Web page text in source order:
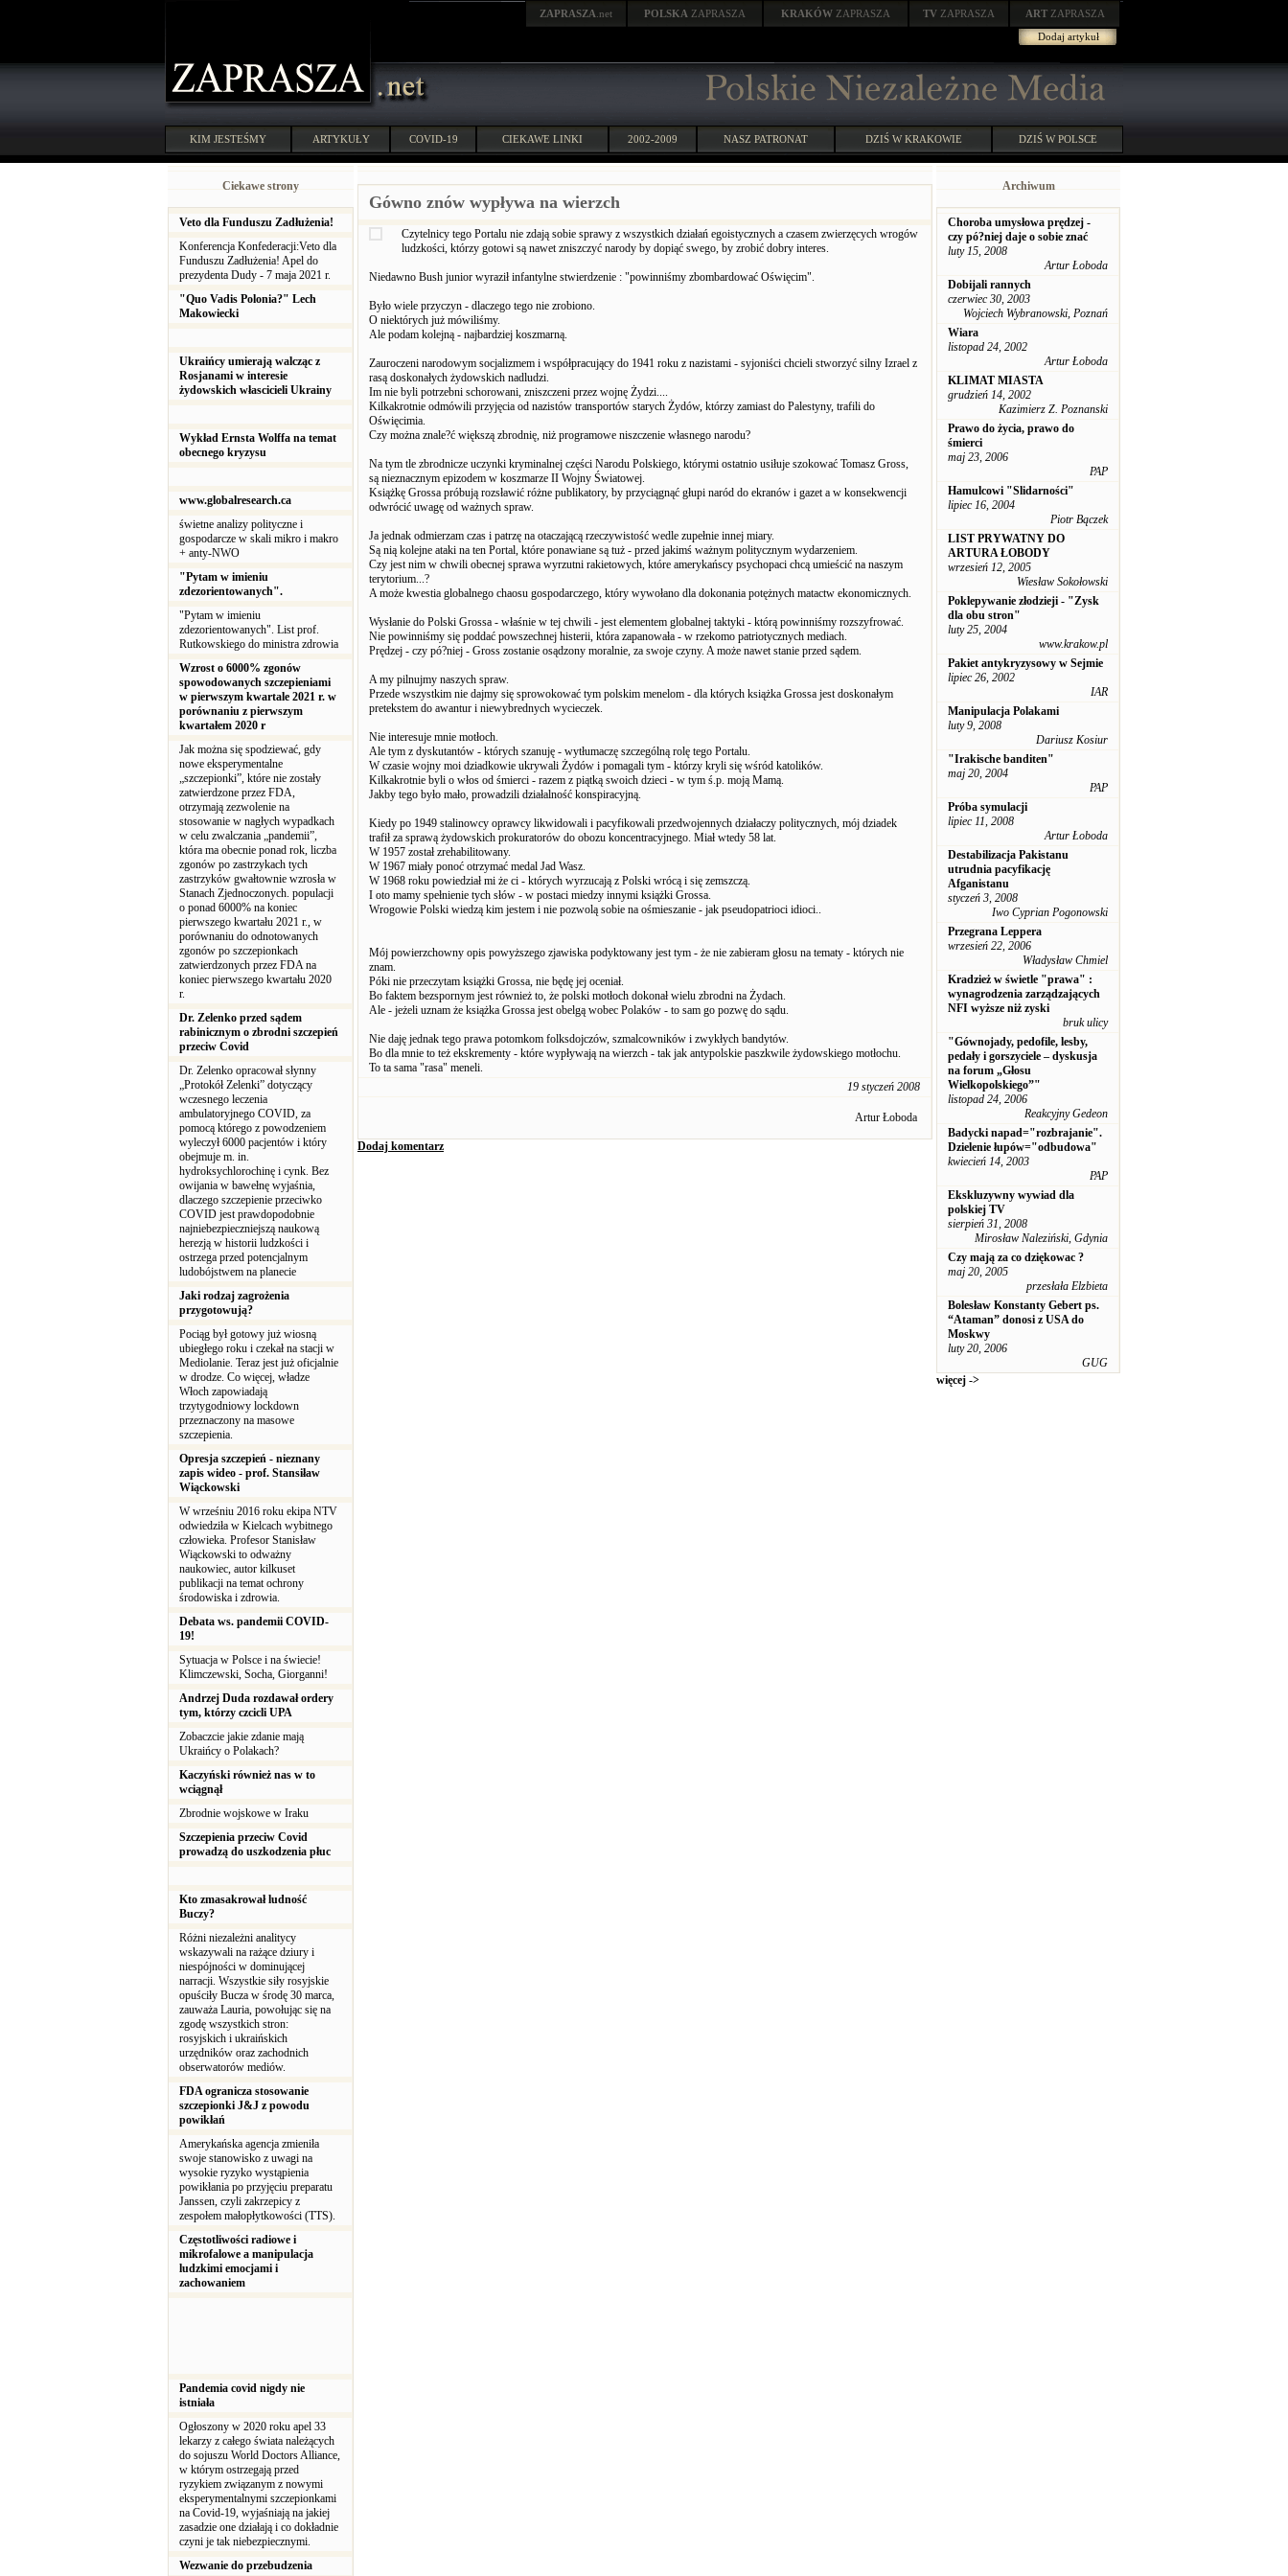
ZAPRASZA .net POLSKA ZAPRASZA KRAKÓW ZAPRASZA TV ZAPRASZA ART ZAPRASZA
Dodaj artykuł
KIM JESTEŚMY ARTYKUŁY COVID-19 CIEKAWE LINKI 2002-2009 NASZ PATRONAT DZIŚ W KRAKOWIE DZIŚ W POLSCE
Ciekawe strony
Veto dla Funduszu Zadłużenia!
Konferencja Konfederacji:Veto dla
Funduszu Zadłużenia! Apel do
prezydenta Dudy - 7 maja 2021 r.
"Quo Vadis Polonia?" Lech
Makowiecki
Ukraińcy umierają walcząc z
Rosjanami w interesie
żydowskich włascicieli Ukrainy
Wykład Ernsta Wolffa na temat
obecnego kryzysu
www.globalresearch.ca
świetne analizy polityczne i
gospodarcze w skali mikro i makro
+ anty-NWO
"Pytam w imieniu
zdezorientowanych".
"Pytam w imieniu
zdezorientowanych". List prof.
Rutkowskiego do ministra zdrowia
Wzrost o 6000% zgonów
spowodowanych szczepieniami
w pierwszym kwartale 2021 r. w
porównaniu z pierwszym
kwartałem 2020 r
Jak można się spodziewać, gdy
nowe eksperymentalne
„szczepionki”, które nie zostały
zatwierdzone przez FDA,
otrzymają zezwolenie na
stosowanie w nagłych wypadkach
w celu zwalczania „pandemii”,
która ma obecnie ponad rok, liczba
zgonów po zastrzykach tych
zastrzyków gwałtownie wzrosła w
Stanach Zjednoczonych. populacji
o ponad 6000% na koniec
pierwszego kwartału 2021 r., w
porównaniu do odnotowanych
zgonów po szczepionkach
zatwierdzonych przez FDA na
koniec pierwszego kwartału 2020
r.
Dr. Zelenko przed sądem
rabinicznym o zbrodni szczepień
przeciw Covid
Dr. Zelenko opracował słynny
„Protokół Zelenki” dotyczący
wczesnego leczenia
ambulatoryjnego COVID, za
pomocą którego z powodzeniem
wyleczył 6000 pacjentów i który
obejmuje m. in.
hydroksychlorochinę i cynk. Bez
owijania w bawełnę wyjaśnia,
dlaczego szczepienie przeciwko
COVID jest prawdopodobnie
najniebezpieczniejszą naukową
herezją w historii ludzkości i
ostrzega przed potencjalnym
ludobójstwem na planecie
Jaki rodzaj zagrożenia
przygotowują?
Pociąg był gotowy już wiosną
ubiegłego roku i czekał na stacji w
Mediolanie. Teraz jest już oficjalnie
w drodze. Co więcej, władze
Włoch zapowiadają
trzytygodniowy lockdown
przeznaczony na masowe
szczepienia.
Opresja szczepień - nieznany
zapis wideo - prof. Stansiław
Wiąckowski
W wrześniu 2016 roku ekipa NTV
odwiedziła w Kielcach wybitnego
człowieka. Profesor Stanisław
Wiąckowski to odważny
naukowiec, autor kilkuset
publikacji na temat ochrony
środowiska i zdrowia.
Debata ws. pandemii COVID-
19!
Sytuacja w Polsce i na świecie!
Klimczewski, Socha, Giorganni!
Andrzej Duda rozdawał ordery
tym, którzy czcicli UPA
Zobaczcie jakie zdanie mają
Ukraińcy o Polakach?
Kaczyński również nas w to
wciągnął
Zbrodnie wojskowe w Iraku
Szczepienia przeciw Covid
prowadzą do uszkodzenia płuc
Kto zmasakrował ludność
Buczy?
Różni niezależni analitycy
wskazywali na rażące dziury i
niespójności w dominującej
narracji. Wszystkie siły rosyjskie
opuściły Bucza w środę 30 marca,
zauważa Lauria, powołując się na
zgodę wszystkich stron:
rosyjskich i ukraińskich
urzędników oraz zachodnich
obserwatorów mediów.
FDA ogranicza stosowanie
szczepionki J&J z powodu
powikłań
Amerykańska agencja zmieniła
swoje stanowisko z uwagi na
wysokie ryzyko wystąpienia
powikłania po przyjęciu preparatu
Janssen, czyli zakrzepicy z
zespołem małopłytkowości (TTS).
Częstotliwości radiowe i
mikrofalowe a manipulacja
ludzkimi emocjami i
zachowaniem
Pandemia covid nigdy nie
istniała
Ogłoszony w 2020 roku apel 33
lekarzy z całego świata należących
do sojuszu World Doctors Alliance,
w którym ostrzegają przed
ryzykiem związanym z nowymi
eksperymentalnymi szczepionkami
na Covid-19, wyjaśniają na jakiej
zasadzie one działają i co dokładnie
czyni je tak niebezpiecznymi.
Wezwanie do przebudzenia
Gówno znów wypływa na wierzch
Czytelnicy tego Portalu nie zdają sobie sprawy z wszystkich działań egoistycznych a czasem zwierzęcych wrogów
ludzkości, którzy gotowi są nawet zniszczyć narody by dopiąć swego, by zrobić dobry interes.
Niedawno Bush junior wyraził infantylne stwierdzenie : "powinniśmy zbombardować Oświęcim".
Było wiele przyczyn - dlaczego tego nie zrobiono.
O niektórych już mówiliśmy.
Ale podam kolejną - najbardziej koszmarną.
Zauroczeni narodowym socjalizmem i współpracujący do 1941 roku z nazistami - syjoniści chcieli stworzyć silny Izrael z
rasą doskonałych żydowskich nadludzi.
Im nie byli potrzebni schorowani, zniszczeni przez wojnę Żydzi....
Kilkakrotnie odmówili przyjęcia od nazistów transportów starych Żydów, którzy zamiast do Palestyny, trafili do
Oświęcimia.
Czy można znale?ć większą zbrodnię, niż programowe niszczenie własnego narodu?
Na tym tle zbrodnicze uczynki kryminalnej części Narodu Polskiego, którymi ostatnio usiłuje szokować Tomasz Gross,
są nieznacznym epizodem w koszmarze II Wojny Światowej.
Książkę Grossa próbują rozsławić różne publikatory, by przyciągnąć głupi naród do ekranów i gazet a w konsekwencji
odwrócić uwagę od ważnych spraw.
Ja jednak odmierzam czas i patrzę na otaczającą rzeczywistość wedle zupełnie innej miary.
Są nią kolejne ataki na ten Portal, które ponawiane są tuż - przed jakimś ważnym politycznym wydarzeniem.
Czy jest nim w chwili obecnej sprawa wyrzutni rakietowych, które amerykańscy psychopaci chcą umieścić na naszym
terytorium...?
A może kwestia globalnego chaosu gospodarczego, który wywołano dla dokonania potężnych matactw ekonomicznych.
Wysłanie do Polski Grossa - właśnie w tej chwili - jest elementem globalnej taktyki - którą powinniśmy rozszyfrować.
Nie powinniśmy się poddać powszechnej histerii, która zapanowała - w rzekomo patriotycznych mediach.
Prędzej - czy pó?niej - Gross zostanie osądzony moralnie, za swoje czyny. A może nawet stanie przed sądem.
A my pilnujmy naszych spraw.
Przede wszystkim nie dajmy się sprowokować tym polskim menelom - dla których książka Grossa jest doskonałym
pretekstem do awantur i niewybrednych wycieczek.
Nie interesuje mnie motłoch.
Ale tym z dyskutantów - których szanuję - wytłumaczę szczególną rolę tego Portalu.
W czasie wojny moi dziadkowie ukrywali Żydów i pomagali tym - którzy kryli się wśród katolików.
Kilkakrotnie byli o włos od śmierci - razem z piątką swoich dzieci - w tym ś.p. moją Mamą.
Jakby tego było mało, prowadzili działalność konspiracyjną.
Kiedy po 1949 stalinowcy oprawcy likwidowali i pacyfikowali przedwojennych działaczy politycznych, mój dziadek
trafił za sprawą żydowskich prokuratorów do obozu koncentracyjnego. Miał wtedy 58 lat.
W 1957 został zrehabilitowany.
W 1967 miały ponoć otrzymać medal Jad Wasz.
W 1968 roku powiedział mi że ci - których wyrzucają z Polski wrócą i się zemszczą.
I oto mamy spełnienie tych słów - w postaci miedzy innymi książki Grossa.
Wrogowie Polski wiedzą kim jestem i nie pozwolą sobie na ośmieszanie - jak pseudopatrioci idioci..
Mój powierzchowny opis powyższego zjawiska podyktowany jest tym - że nie zabieram głosu na tematy - których nie
znam.
Póki nie przeczytam książki Grossa, nie będę jej oceniał.
Bo faktem bezspornym jest również to, że polski motłoch dokonał wielu zbrodni na Żydach.
Ale - jeżeli uznam że książka Grossa jest obelgą wobec Polaków - to sam go pozwę do sądu.
Nie daję jednak tego prawa potomkom folksdojczów, szmalcowników i zwykłych bandytów.
Bo dla mnie to też ekskrementy - które wypływają na wierzch - tak jak antypolskie paszkwile żydowskiego motłochu.
To ta sama "rasa" meneli.
19 styczeń 2008
Artur Łoboda
Dodaj komentarz
Archiwum
Choroba umysłowa prędzej -
czy pó?niej daje o sobie znać
luty 15, 2008
Artur Łoboda
Dobijali rannych
czerwiec 30, 2003
Wojciech Wybranowski, Poznań
Wiara
listopad 24, 2002
Artur Łoboda
KLIMAT MIASTA
grudzień 14, 2002
Kazimierz Z. Poznanski
Prawo do życia, prawo do
śmierci
maj 23, 2006
PAP
Hamulcowi "Slidarności"
lipiec 16, 2004
Piotr Bączek
LIST PRYWATNY DO
ARTURA ŁOBODY
wrzesień 12, 2005
Wiesław Sokołowski
Poklepywanie złodzieji - "Zysk
dla obu stron"
luty 25, 2004
www.krakow.pl
Pakiet antykryzysowy w Sejmie
lipiec 26, 2002
IAR
Manipulacja Polakami
luty 9, 2008
Dariusz Kosiur
"Irakische banditen"
maj 20, 2004
PAP
Próba symulacji
lipiec 11, 2008
Artur Łoboda
Destabilizacja Pakistanu
utrudnia pacyfikację
Afganistanu
styczeń 3, 2008
Iwo Cyprian Pogonowski
Przegrana Leppera
wrzesień 22, 2006
Władysław Chmiel
Kradzież w świetle "prawa" :
wynagrodzenia zarządzających
NFI wyższe niż zyski
bruk ulicy
"Gównojady, pedofile, lesby,
pedały i gorszyciele – dyskusja
na forum „Głosu
Wielkopolskiego”"
listopad 24, 2006
Reakcyjny Gedeon
Badycki napad="rozbrajanie".
Dzielenie łupów="odbudowa"
kwiecień 14, 2003
PAP
Ekskluzywny wywiad dla
polskiej TV
sierpień 31, 2008
Mirosław Naleziński, Gdynia
Czy mają za co dziękowac ?
maj 20, 2005
przesłała Elzbieta
Bolesław Konstanty Gebert ps.
“Ataman” donosi z USA do
Moskwy
luty 20, 2006
GUG
więcej ->